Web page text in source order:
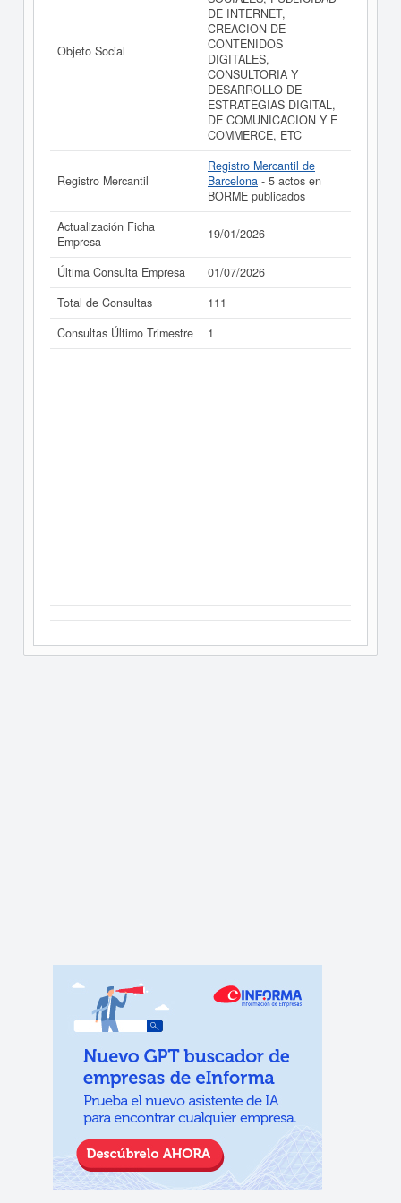
Objeto Social
DE INTERNET,
CREACION DE
CONTENIDOS
DIGITALES,
CONSULTORIA Y
DESARROLLO DE
ESTRATEGIAS DIGITAL,
DE COMUNICACION Y E
COMMERCE, ETC
Registro Mercantil
Registro Mercantil de
Barcelona - 5 actos en
BORME publicados
Actualización Ficha
Empresa
19/01/2026
Última Consulta Empresa
01/07/2026
Total de Consultas
111
Consultas Último Trimestre
1